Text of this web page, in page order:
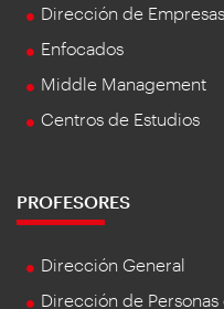
Dirección de
Enfocados
Middle Management
Centros de Estudios
PROFESORES
Dirección General
Dirección de